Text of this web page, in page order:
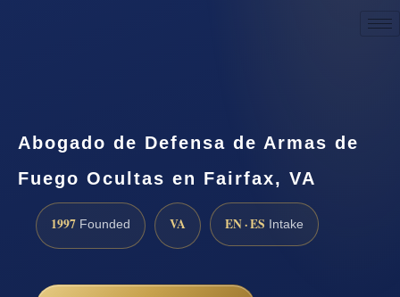
Abogado de Defensa de Armas de
Fuego Ocultas en Fairfax, VA
1997 Founded VA EN · ES Intake